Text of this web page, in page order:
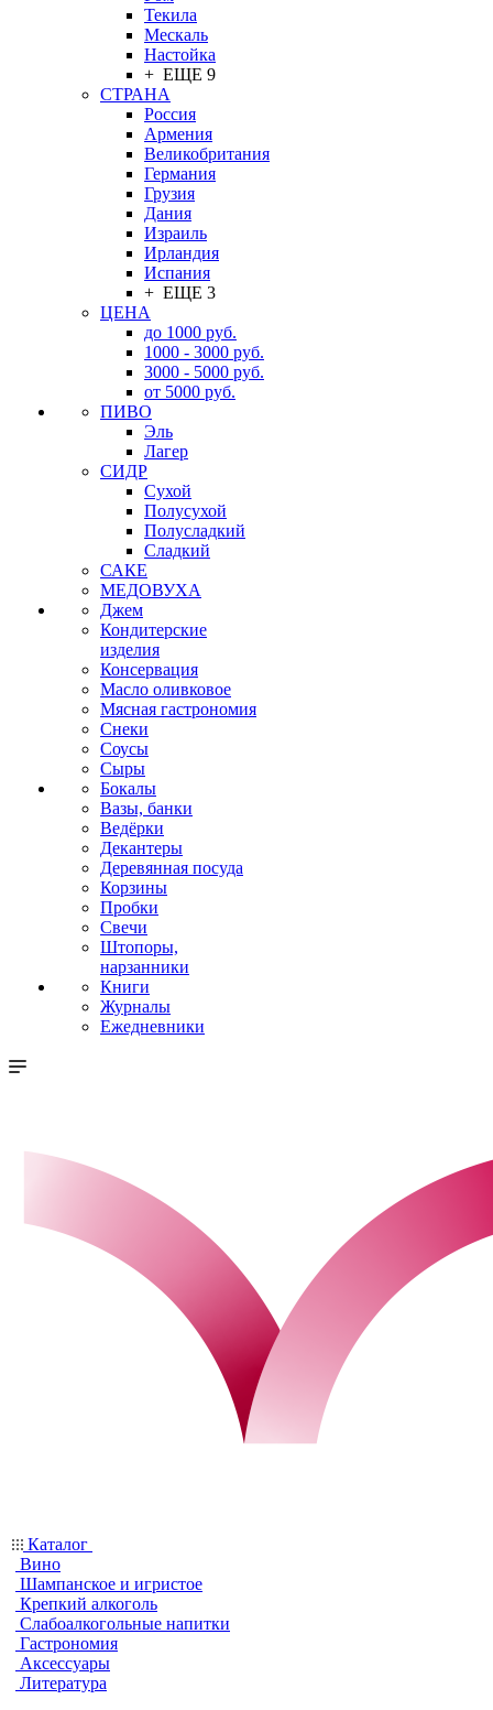
Текила
Мескаль
Настойка
+ ЕЩЕ 9
СТРАНА
Россия
Армения
Великобритания
Германия
Грузия
Дания
Израиль
Ирландия
Испания
+ ЕЩЕ 3
ЦЕНА
до 1000 руб.
1000 - 3000 руб.
3000 - 5000 руб.
от 5000 руб.
ПИВО
Эль
Лагер
СИДР
Сухой
Полусухой
Полусладкий
Сладкий
САКЕ
МЕДОВУХА
Джем
Кондитерские
изделия
Консервация
Масло оливковое
Мясная гастрономия
Снеки
Соусы
Сыры
Бокалы
Вазы, банки
Ведёрки
Декантеры
Деревянная посуда
Корзины
Пробки
Свечи
Штопоры,
нарзанники
Книги
Журналы
Ежедневники
Каталог
Вино
Шампанское и игристое
Крепкий алкоголь
Слабоалкогольные напитки
Гастрономия
Аксессуары
Литература